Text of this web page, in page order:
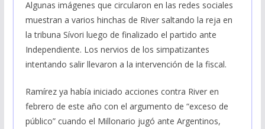
Algunas imágenes que circularon en las redes sociales
muestran a varios hinchas de River saltando la reja en
la tribuna Sívori luego de finalizado el partido ante
Independiente. Los nervios de los simpatizantes
intentando salir llevaron a la intervención de la fiscal.
Ramírez ya había iniciado acciones contra River en
febrero de este año con el argumento de “exceso de
público” cuando el Millonario jugó ante Argentinos,